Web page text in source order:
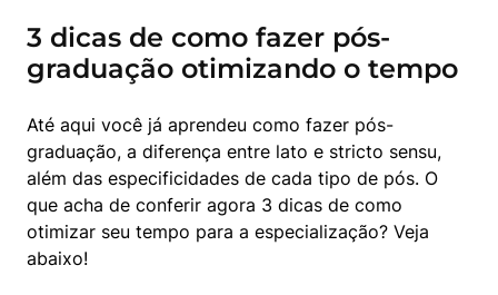
3 dicas de como fazer pós-
graduação otimizando o tempo
Até aqui você já aprendeu como fazer pós-
graduação, a diferença entre lato e stricto sensu,
além das especificidades de cada tipo de pós. O
que acha de conferir agora 3 dicas de como
otimizar seu tempo para a especialização? Veja
abaixo!